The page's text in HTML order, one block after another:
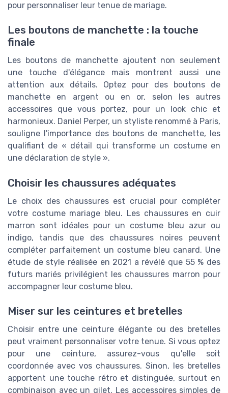
pour personnaliser leur tenue de mariage.
Les boutons de manchette : la touche
finale
Les boutons de manchette ajoutent non seulement
une touche d'élégance mais montrent aussi une
attention aux détails. Optez pour des boutons de
manchette en argent ou en or, selon les autres
accessoires que vous portez, pour un look chic et
harmonieux. Daniel Perper, un styliste renommé à Paris,
souligne l'importance des boutons de manchette, les
qualifiant de « détail qui transforme un costume en
une déclaration de style ».
Choisir les chaussures adéquates
Le choix des chaussures est crucial pour compléter
votre costume mariage bleu. Les chaussures en cuir
marron sont idéales pour un costume bleu azur ou
indigo, tandis que des chaussures noires peuvent
compléter parfaitement un costume bleu canard. Une
étude de style réalisée en 2021 a révélé que 55 % des
futurs mariés privilégient les chaussures marron pour
accompagner leur costume bleu.
Miser sur les ceintures et bretelles
Choisir entre une ceinture élégante ou des bretelles
peut vraiment personnaliser votre tenue. Si vous optez
pour une ceinture, assurez-vous qu'elle soit
coordonnée avec vos chaussures. Sinon, les bretelles
apportent une touche rétro et distinguée, surtout en
combinaison avec un gilet. Les accessoires simples de